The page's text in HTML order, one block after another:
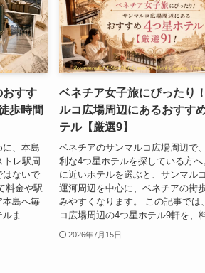
おすす
歩時間
、本島
トレ駅周
はないで
料金や駅
本島へ毎
ま...
ベネチア女子旅にぴったり
ルコ広場周辺にあるおすす
テル【厳選9】
ベネチアのサンマルコ広場周辺で
利な4つ星ホテルを探している方
に近いホテルを選ぶと、サンマル
運河周辺を中心に、ベネチアの街
みやすくなります。 この記事では
コ広場周辺の4つ星ホテル9軒を、
2026年7月15日